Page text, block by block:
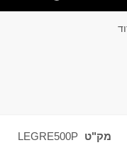
מק"ט LEGRE500P